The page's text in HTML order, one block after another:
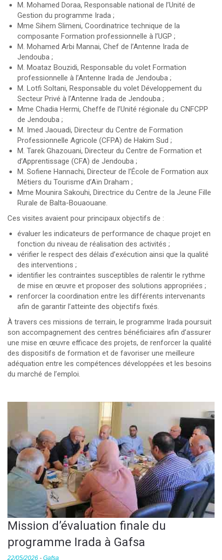
M. Mohamed Doraa, Responsable national de l’Unité de
Gestion du programme Irada ;
Mme Sihem Slimeni, Coordinatrice technique de la
composante Formation professionnelle à l’UGP ;
M. Mohamed Arbi Mannai, Chef de l’Antenne Irada de
Jendouba ;
M. Moataz Bouzidi, Responsable du volet Formation
professionnelle à l’Antenne Irada de Jendouba ;
M. Lotfi Soltani, Responsable du volet Développement du
Secteur Privé à l’Antenne Irada de Jendouba ;
Mme Chadia Hermi, Cheffe de l’Unité régionale du CNFCPP
de Jendouba ;
M. Imed Jaouadi, Directeur du Centre de Formation
Professionnelle Agricole (CFPA) de Hakim Sud ;
M. Tarek Ghazouani, Directeur du Centre de Formation et
d’Apprentissage (CFA) de Jendouba ;
M. Sofiene Hannachi, Directeur de l’École de Formation aux
Métiers du Tourisme d’Aïn Draham ;
Mme Mounira Sakouhi, Directrice du Centre de la Jeune Fille
Rurale de Balta-Bouaouane.
Ces visites avaient pour principaux objectifs de :
évaluer les indicateurs de performance de chaque projet en
fonction du niveau de réalisation des activités ;
vérifier le respect des délais d’exécution ainsi que la qualité
des interventions ;
identifier les contraintes susceptibles de ralentir le rythme
de mise en œuvre et proposer des solutions appropriées ;
renforcer la coordination entre les différents intervenants
afin de garantir l’atteinte des objectifs fixés.
À travers ces missions de terrain, le programme Irada poursuit
son accompagnement des centres bénéficiaires afin d’assurer
une mise en œuvre efficace des projets, de renforcer la qualité
des dispositifs de formation et de favoriser une meilleure
adéquation entre les compétences développées et les besoins
du marché de l’emploi.
Mission d’évaluation finale du
programme Irada à Gafsa
22/05/2026 - Gafsa